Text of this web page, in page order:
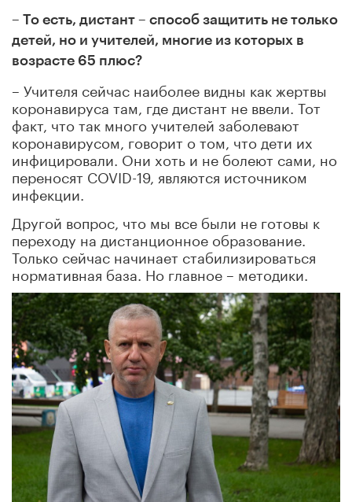
– То есть, дистант – способ защитить не только
детей, но и учителей, многие из которых в
возрасте 65 плюс?
– Учителя сейчас наиболее видны как жертвы
коронавируса там, где дистант не ввели. Тот
факт, что так много учителей заболевают
коронавирусом, говорит о том, что дети их
инфицировали. Они хоть и не болеют сами, но
переносят COVID-19, являются источником
инфекции.
Другой вопрос, что мы все были не готовы к
переходу на дистанционное образование.
Только сейчас начинает стабилизироваться
нормативная база. Но главное – методики.